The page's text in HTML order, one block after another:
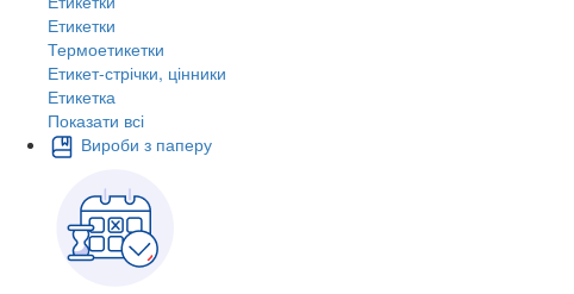
Етикетки
Термоетикетки
Етикет-стрічки, цінники
Етикетка
Показати всі
Вироби з паперу